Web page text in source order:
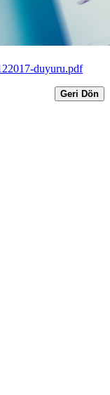
duyuru.pdf
Geri Dön